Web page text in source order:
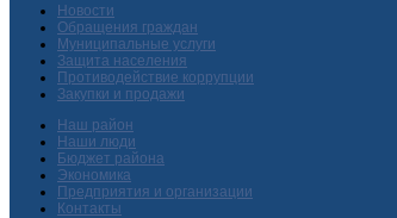
Новости
Обращения граждан
Муниципальные услуги
Защита населения
Противодействие коррупции
Закупки и продажи
Наш район
Наши люди
Бюджет района
Экономика
Предприятия и организации
Контакты